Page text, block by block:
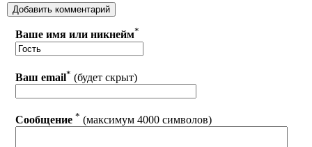
Ваше имя или никнейм*
Ваш email* (будет скрыт)
Сообщение * (максимум 4000 символов)